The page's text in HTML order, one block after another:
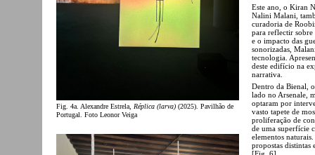
Fig. 4a. Alexandre Estrela, Réplica (larva) (2025). Pavilhão de
Portugal. Foto Leonor Veiga
Este ano, o Kiran
Nalini Malani,
curadoria de
para reflectir sobre
e o impacto das
sonorizadas,
tecnologia.
deste edifício na
narrativa.
Dentro da Bienal,
lado no Arsenale,
optaram por
vasto tapete de
proliferação de
de uma superfície
elementos
propostas distintas